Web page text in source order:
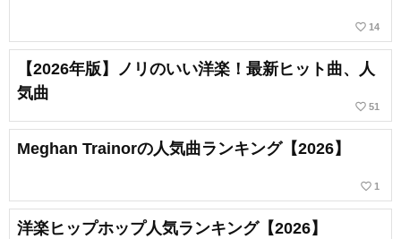
favorite_border 14
【2026年版】ノリのいい洋楽！最新ヒット曲、人
気曲
favorite_border 51
Meghan Trainorの人気曲ランキング【2026】
favorite_border 1
洋楽ヒップホップ人気ランキング【2026】